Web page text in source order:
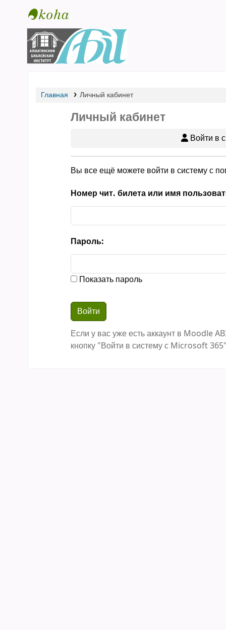
Библиотека АБИ
Главная Личный кабинет
Личный кабинет
Войти в
Вы все ещё можете войти в систему с
Номер чит. билета или имя
Пароль:
Показать пароль
Если у вас уже есть аккаунт в Moodle
кнопку "Войти в систему с Microsoft